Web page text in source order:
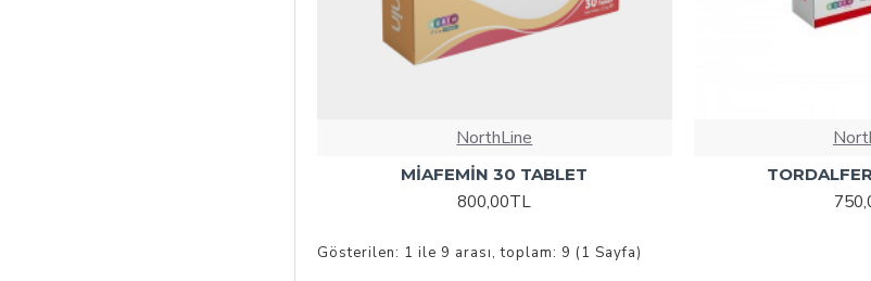
NorthLine
MİAFEMİN 30 TABLET
800,00TL
Gösterilen: 1 ile 9 arası, toplam: 9 (1 Sayfa)